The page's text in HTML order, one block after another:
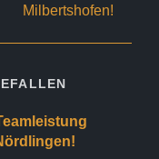
Milbertshofen!